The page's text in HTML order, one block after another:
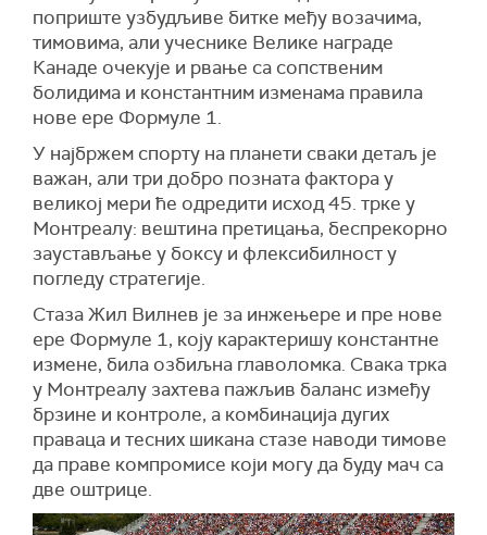
поприште узбудљиве битке међу возачима,
тимовима, али учеснике Велике награде
Канаде очекује и рвање са сопственим
болидима и константним изменама правила
нове ере Формуле 1.
У најбржем спорту на планети сваки детаљ је
важан, али три добро позната фактора у
великој мери ће одредити исход 45. трке у
Монтреалу: вештина претицања, беспрекорно
заустављање у боксу и флексибилност у
погледу стратегије.
Стаза Жил Вилнев је за инжењере и пре нове
ере Формуле 1, коју карактеришу константне
измене, била озбиљна главоломка. Свака трка
у Монтреалу захтева пажљив баланс између
брзине и контроле, а комбинација дугих
праваца и тесних шикана стазе наводи тимове
да праве компромисе који могу да буду мач са
две оштрице.